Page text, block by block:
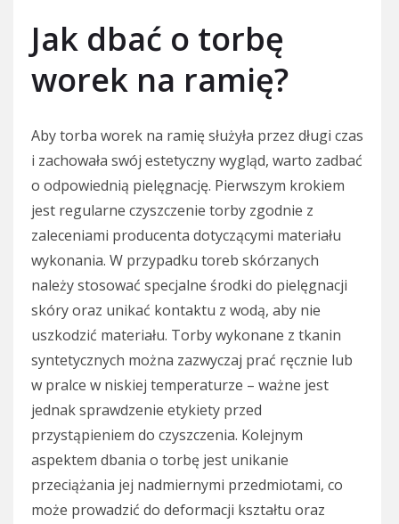
Jak dbać o torbę
worek na ramię?
Aby torba worek na ramię służyła przez długi czas
i zachowała swój estetyczny wygląd, warto zadbać
o odpowiednią pielęgnację. Pierwszym krokiem
jest regularne czyszczenie torby zgodnie z
zaleceniami producenta dotyczącymi materiału
wykonania. W przypadku toreb skórzanych
należy stosować specjalne środki do pielęgnacji
skóry oraz unikać kontaktu z wodą, aby nie
uszkodzić materiału. Torby wykonane z tkanin
syntetycznych można zazwyczaj prać ręcznie lub
w pralce w niskiej temperaturze – ważne jest
jednak sprawdzenie etykiety przed
przystąpieniem do czyszczenia. Kolejnym
aspektem dbania o torbę jest unikanie
przeciążania jej nadmiernymi przedmiotami, co
może prowadzić do deformacji kształtu oraz